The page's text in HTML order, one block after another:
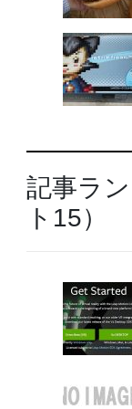
記事ラ
ト15）